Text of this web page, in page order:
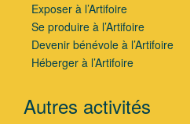
Exposer à l’Artifoire
Se produire à l’Artifoire
Devenir bénévole à l’Artifoire
Héberger à l’Artifoire
Autres activités